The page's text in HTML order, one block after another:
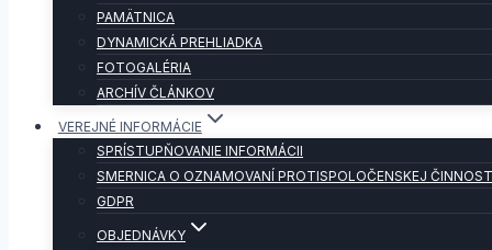
PAMÄTNICA
DYNAMICKÁ PREHLIADKA
FOTOGALÉRIA
ARCHÍV ČLÁNKOV
VEREJNÉ INFORMÁCIE
SPRÍSTUPŇOVANIE INFORMÁCII
SMERNICA O OZNAMOVANÍ PROTISPOLOČENSKEJ
GDPR
OBJEDNÁVKY